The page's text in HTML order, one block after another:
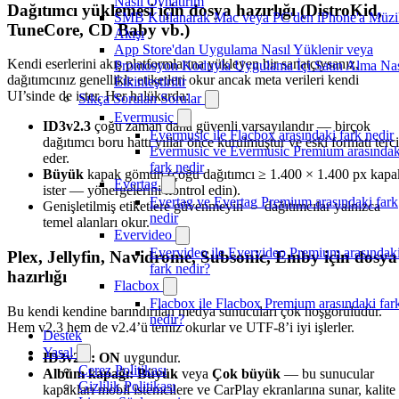
SMB Kullanarak Mac veya PC'den iPhone'a
Akışı
App Store'dan Uygulama Nasıl Yüklenir veya
Promosyon Koduyla Uygulama İçi Satın Alma
Etkinleştirilir
Sıkça Sorulan Sorular
Evermusic
Evermusic ile Flacbox arasındaki fark nedir
Evermusic ve Evermusic Premium
fark nedir
Evertag
Evertag ve Evertag Premium arasındaki fark
nedir
Evervideo
Evervideo ile Evervideo Premium
fark nedir?
Flacbox
Flacbox ile Flacbox Premium arasındaki
nedir?
Destek
Yasal
Çerez Politikası
Gizlilik Politikası
Dağıtımcı yüklemesi için dosya hazırlığı (DistroKid,
TuneCore, CD Baby vb.)
Kendi eserlerini akış platformlarına yükleyen bir sanatçıysanız,
dağıtımcınız genellikle etiketleri okur ancak meta verileri kendi
UI’sinde de ister. Her halükarda:
ID3v2.3 çoğu zaman daha güvenli varsayılandır — birçok
dağıtımcı boru hattı yıllar önce kurulmuştur ve eski formatı
eder.
Büyük kapak gömün (çoğu dağıtımcı ≥ 1.400 × 1.400 px
ister — yönergelerini kontrol edin).
Genişletilmiş etiketlere güvenmeyin — dağıtımcılar yalnızca
temel alanları okur.
Plex, Jellyfin, Navidrome, Subsonic, Emby için dosya
hazırlığı
Bu kendi kendine barındırılan medya sunucuları çok hoşgörülüdür.
Hem v2.3 hem de v2.4’ü temiz okurlar ve UTF-8’i iyi işlerler.
ID3v2.4: ON uygundur.
Albüm kapağı: Büyük veya Çok büyük — bu sunucular
kapakları mobil istemcilere ve CarPlay ekranlarına sunar, kalite